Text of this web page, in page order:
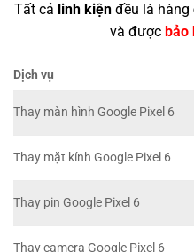
Tất cả linh kiện đều là hàng
và được bảo
Dịch vụ
Thay màn hình Google Pixel 6
Thay mặt kính Google Pixel 6
Thay pin Google Pixel 6
Thay camera Google Pixel 6